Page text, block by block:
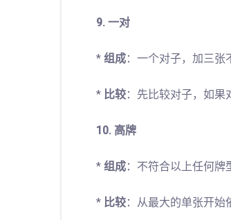
9. 一对
*组成：一个对子，加三张
* 比较：先比较对子，如果
10. 高牌
*组成：不符合以上任何牌
* 比较：从最大的单张开始